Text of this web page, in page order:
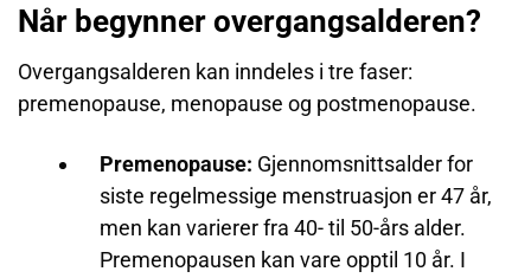
Når begynner overgangsalderen?
Overgangsalderen kan inndeles i tre faser:
premenopause, menopause og postmenopause.
Premenopause: Gjennomsnittsalder for
siste regelmessige menstruasjon er 47 år,
men kan varierer fra 40- til 50-års alder.
Premenopausen kan vare opptil 10 år. I